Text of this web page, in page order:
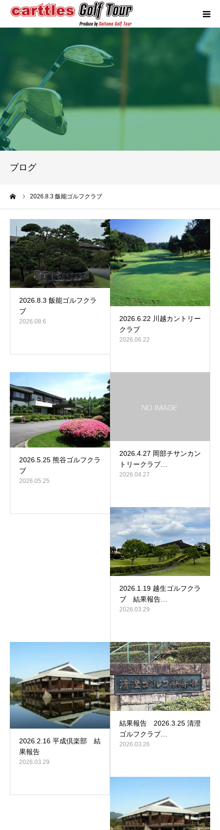
ブログ
2026.8.3 飯能ゴルフクラブ
2026.8.3 飯能ゴルフクラ
ブ
2026.08.6
2026.6.22 川越カントリー
クラブ
2026.06.22
2026.5.25 熊谷ゴルフクラ
ブ
2026.05.25
2026.4.27 岡部チサンカン
トリークラブ…
2026.04.27
2026.1.19 越生ゴルフクラ
ブ 結果報告…
2026.03.29
2026.2.16 平成倶楽部 結
果報告
2026.03.29
結果報告 2026.3.25 清澄
ゴルフクラブ…
2026.03.26
競技概要
年間スケジュール
試合報告